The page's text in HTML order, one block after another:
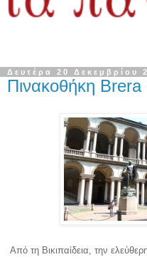
Δευτέρα 20 Δεκεμβρίου
Πινακοθήκη Brera
Από τη Βικιπαίδεια, την